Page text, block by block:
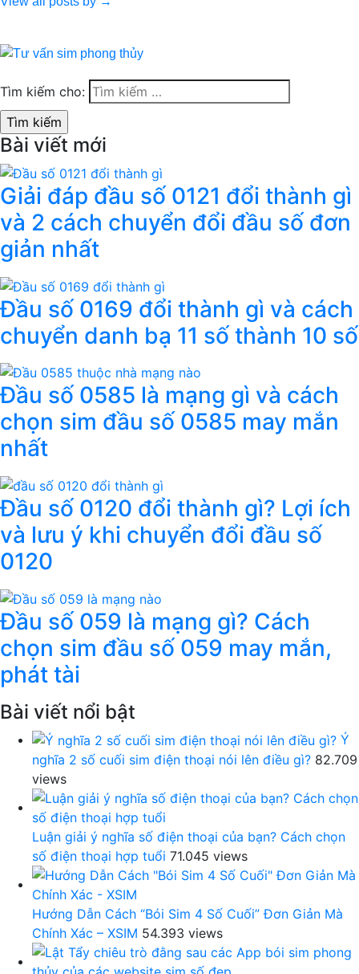
Tìm kiếm cho:
Bài viết mới
Giải đáp đầu số 0121 đổi thành gì
và 2 cách chuyển đổi đầu số đơn
giản nhất
Đầu số 0169 đổi thành gì và cách
chuyển danh bạ 11 số thành 10 số
Đầu số 0585 là mạng gì và cách
chọn sim đầu số 0585 may mắn
nhất
Đầu số 0120 đổi thành gì? Lợi ích
và lưu ý khi chuyển đổi đầu số
0120
Đầu số 059 là mạng gì? Cách
chọn sim đầu số 059 may mắn,
phát tài
Bài viết nổi bật
Ý
nghĩa 2 số cuối sim điện thoại nói lên điều gì? 82.709
views
Luận giải ý nghĩa số điện thoại của bạn? Cách chọn
số điện thoại hợp tuổi 71.045 views
Hướng Dẫn Cách “Bói Sim 4 Số Cuối” Đơn Giản Mà
Chính Xác – XSIM 54.393 views